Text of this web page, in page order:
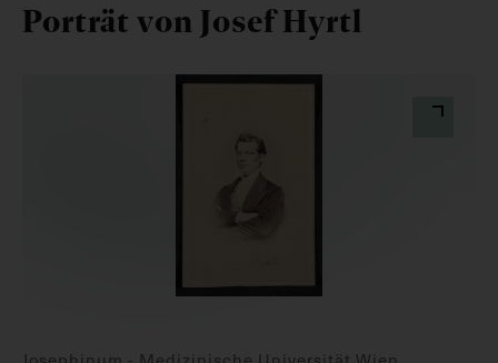
Porträt von Josef Hyrtl